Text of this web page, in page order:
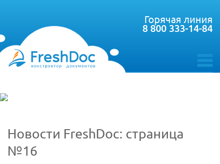
toggle
Горячая линия
8 800 333-14-84
Новости FreshDoc: страница
№16